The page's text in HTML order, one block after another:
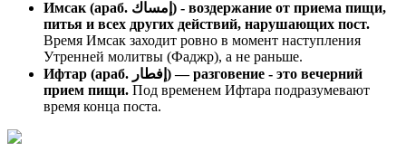
Имсак (араб. إمساك) - воздержание от приема пищи,
питья и всех других действий, нарушающих пост.
Время Имсак заходит ровно в момент наступления
Утренней молитвы (Фаджр), а не раньше.
Ифтар (араб. إفطار) — разговение - это вечерний
прием пищи. Под временем Ифтара подразумевают
время конца поста.